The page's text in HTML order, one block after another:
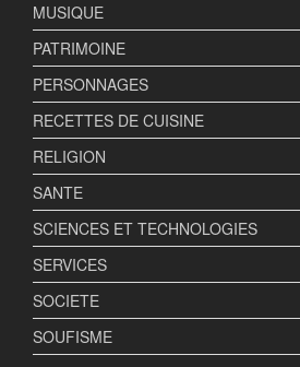
MUSIQUE
PATRIMOINE
PERSONNAGES
RECETTES DE CUISINE
RELIGION
SANTE
SCIENCES ET TECHNOLOGIES
SERVICES
SOCIETE
SOUFISME